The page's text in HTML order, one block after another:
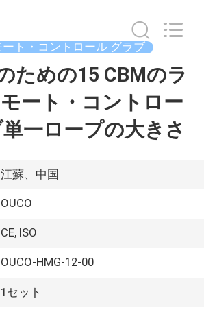
ト・コントロール グラブ
ための15 CBMのラ
ート・コントロー
一ロープの大きさ
江蘇、中国
OUCO
CE, ISO
OUCO-HMG-12-00
1セット